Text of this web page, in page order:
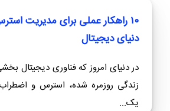
۱۰ راهکار عملی برای مدیریت
دنیای دیجیتال
در دنیای امروز که فناوری دیجیتال
زندگی روزمره شده، استرس و
یک...